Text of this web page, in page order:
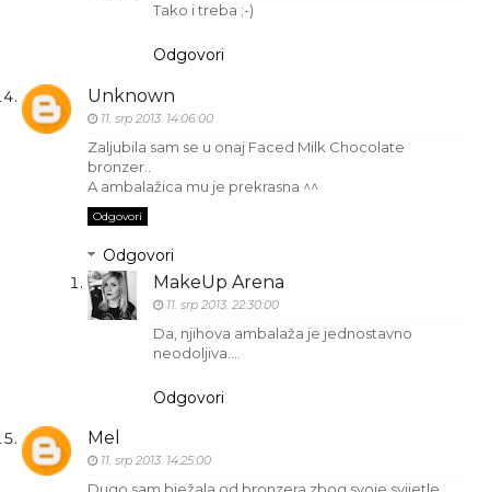
Tako i treba ;-)
Odgovori
Unknown
11. srp 2013. 14:06:00
Zaljubila sam se u onaj Faced Milk Chocolate
bronzer..
A ambalažica mu je prekrasna ^^
Odgovori
Odgovori
MakeUp Arena
11. srp 2013. 22:30:00
Da, njihova ambalaža je jednostavno
neodoljiva....
Odgovori
Mel
11. srp 2013. 14:25:00